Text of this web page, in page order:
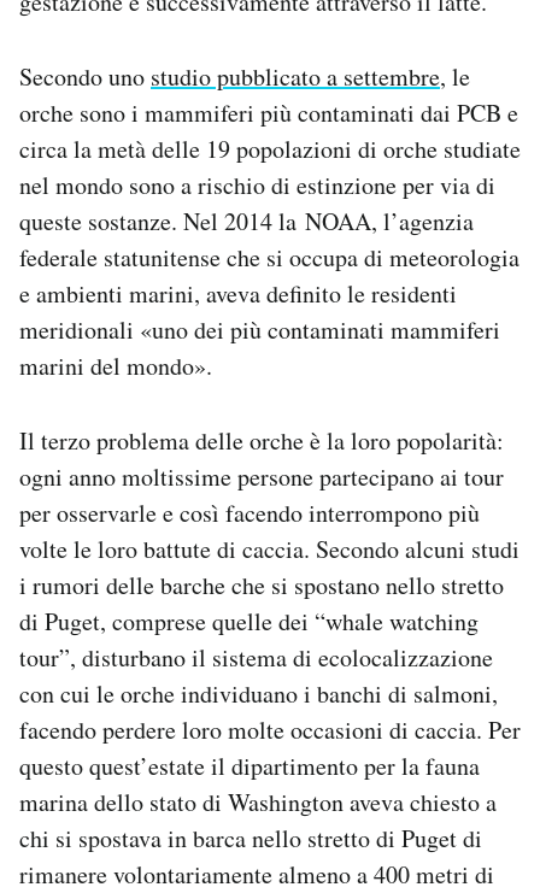
Secondo uno studio pubblicato a settembre, le
orche sono i mammiferi più contaminati dai PCB e
circa la metà delle 19 popolazioni di orche studiate
nel mondo sono a rischio di estinzione per via di
queste sostanze. Nel 2014 la NOAA, l’agenzia
federale statunitense che si occupa di meteorologia
e ambienti marini, aveva definito le residenti
meridionali «uno dei più contaminati mammiferi
marini del mondo».
Il terzo problema delle orche è la loro popolarità:
ogni anno moltissime persone partecipano ai tour
per osservarle e così facendo interrompono più
volte le loro battute di caccia. Secondo alcuni studi
i rumori delle barche che si spostano nello stretto
di Puget, comprese quelle dei “whale watching
tour”, disturbano il sistema di ecolocalizzazione
con cui le orche individuano i banchi di salmoni,
facendo perdere loro molte occasioni di caccia. Per
questo quest’estate il dipartimento per la fauna
marina dello stato di Washington aveva chiesto a
chi si spostava in barca nello stretto di Puget di
rimanere volontariamente almeno a 400 metri di